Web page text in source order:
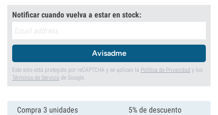
Notificar cuando vuelva a estar en stock:
Avisadme
Este sitio está protegido por reCAPTCHA y se aplican la Política de Privacidad y los
Términos de Servicio de Google.
Compra 3 unidades 5% de descuento